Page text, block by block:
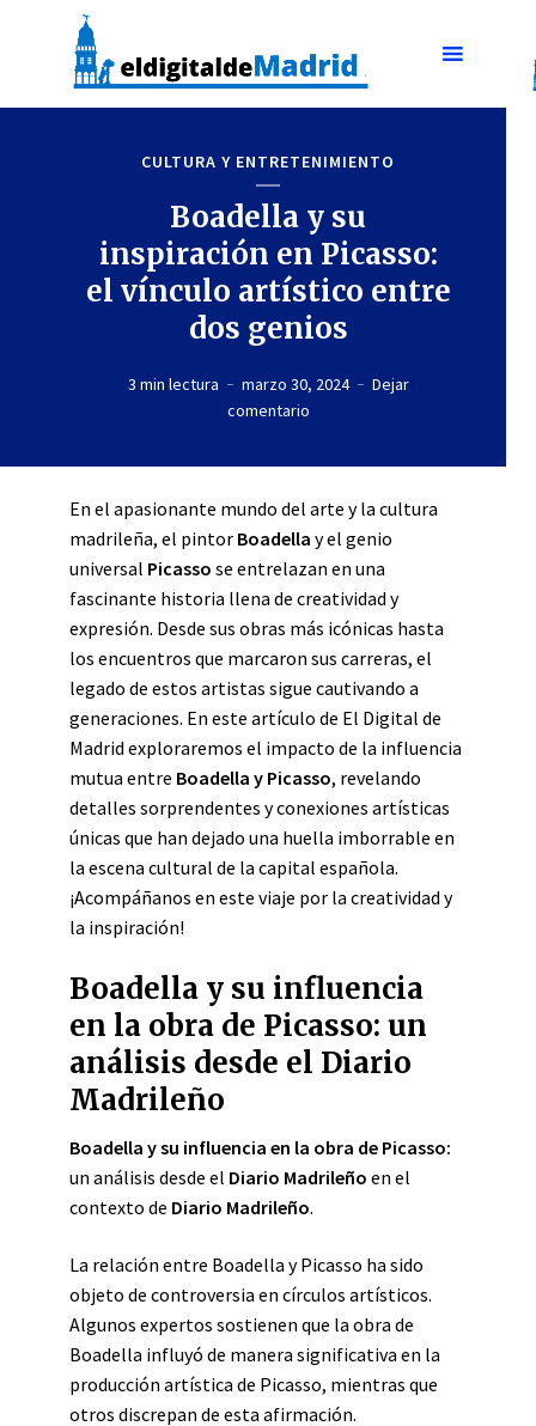
CULTURA Y ENTRETENIMIENTO
Boadella y su
inspiración en Picasso:
el vínculo artístico entre
dos genios
3 min lectura marzo 30, 2024
Dejar
comentario
En el apasionante mundo del arte y la cultura
madrileña, el pintor Boadella y el genio
universal Picasso se entrelazan en una
fascinante historia llena de creatividad y
expresión. Desde sus obras más icónicas hasta
los encuentros que marcaron sus carreras, el
legado de estos artistas sigue cautivando a
generaciones. En este artículo de El Digital de
Madrid exploraremos el impacto de la influencia
mutua entre Boadella y Picasso, revelando
detalles sorprendentes y conexiones artísticas
únicas que han dejado una huella imborrable en
la escena cultural de la capital española.
¡Acompáñanos en este viaje por la creatividad y
la inspiración!
Boadella y su influencia
en la obra de Picasso: un
análisis desde el Diario
Madrileño
Boadella y su influencia en la obra de Picasso:
un análisis desde el Diario Madrileño en el
contexto de Diario Madrileño.
La relación entre Boadella y Picasso ha sido
objeto de controversia en círculos artísticos.
Algunos expertos sostienen que la obra de
Boadella influyó de manera significativa en la
producción artística de Picasso, mientras que
otros discrepan de esta afirmación.